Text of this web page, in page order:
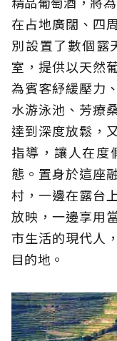
在占地廣闊、四
別設置了數個露
室，提供以天然
為賓客紓緩壓力
水游泳池、芳療
達到深度放鬆，
指導，讓人在度
態。置身於這座
村，一邊在露台
放映，一邊享用
市生活的現代人
目的地。